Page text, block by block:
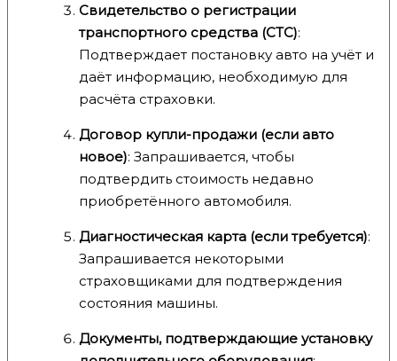
Свидетельство о регистрации
транспортного средства (СТС):
Подтверждает постановку авто на учёт и
даёт информацию, необходимую для
расчёта страховки.
Договор купли-продажи (если авто
новое): Запрашивается, чтобы
подтвердить стоимость недавно
приобретённого автомобиля.
Диагностическая карта (если требуется):
Запрашивается некоторыми
страховщиками для подтверждения
состояния машины.
Документы, подтверждающие установку